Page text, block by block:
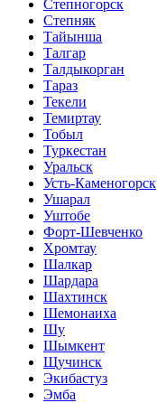
Степногорск
Степняк
Тайынша
Талгар
Талдыкорган
Тараз
Текели
Темиртау
Тобыл
Туркестан
Уральск
Усть-Каменогорск
Ушарал
Уштобе
Форт-Шевченко
Хромтау
Шалкар
Шардара
Шахтинск
Шемонаиха
Шу
Шымкент
Щучинск
Экибастуз
Эмба